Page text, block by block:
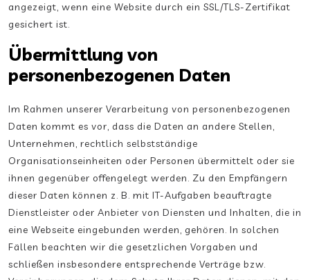
angezeigt, wenn eine Website durch ein SSL/TLS-Zertifikat
gesichert ist.
Übermittlung von
personenbezogenen Daten
Im Rahmen unserer Verarbeitung von personenbezogenen
Daten kommt es vor, dass die Daten an andere Stellen,
Unternehmen, rechtlich selbstständige
Organisationseinheiten oder Personen übermittelt oder sie
ihnen gegenüber offengelegt werden. Zu den Empfängern
dieser Daten können z. B. mit IT-Aufgaben beauftragte
Dienstleister oder Anbieter von Diensten und Inhalten, die in
eine Webseite eingebunden werden, gehören. In solchen
Fällen beachten wir die gesetzlichen Vorgaben und
schließen insbesondere entsprechende Verträge bzw.